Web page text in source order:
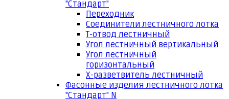
"Стандарт"
Переходник
Соединители лестничного лотка
Т-отвод лестничный
Угол лестничный вертикальный
Угол лестничный
горизонтальный
Х-разветвитель лестничный
Фасонные изделия лестничного лотка
"Стандарт" N